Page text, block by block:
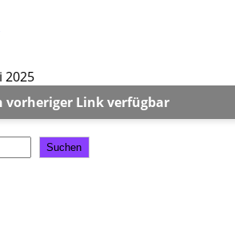
2025
vorheriger Link verfügbar
Suchen